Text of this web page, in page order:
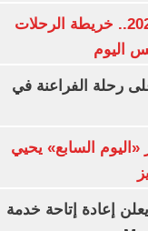
مواعيد قطارات الصعيد 2026.. خريطة الرحلات
اليوم
رحلة الفراعنة في
«اليوم السابع» يحيي
إعادة إتاحة خدمة